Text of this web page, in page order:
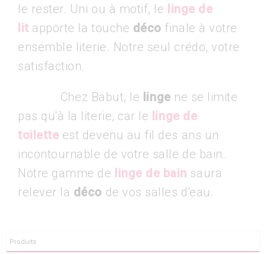
le rester. Uni ou à motif, le linge de
lit apporte la touche déco finale à votre
ensemble literie. Notre seul crédo, votre
satisfaction.
Chez Babut, le linge ne se limite
pas qu'à la literie, car le linge de
toilette est devenu au fil des ans un
incontournable de votre salle de bain.
Notre gamme de linge de bain saura
relever la déco de vos salles d'eau.